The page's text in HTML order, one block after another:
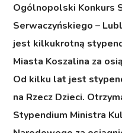
Ogólnopolski Konkurs
Serwaczyńskiego –
jest kilkukrotną
Miasta Koszalina za
Od kilku lat jest
na Rzecz Dzieci.
Stypendium Ministra